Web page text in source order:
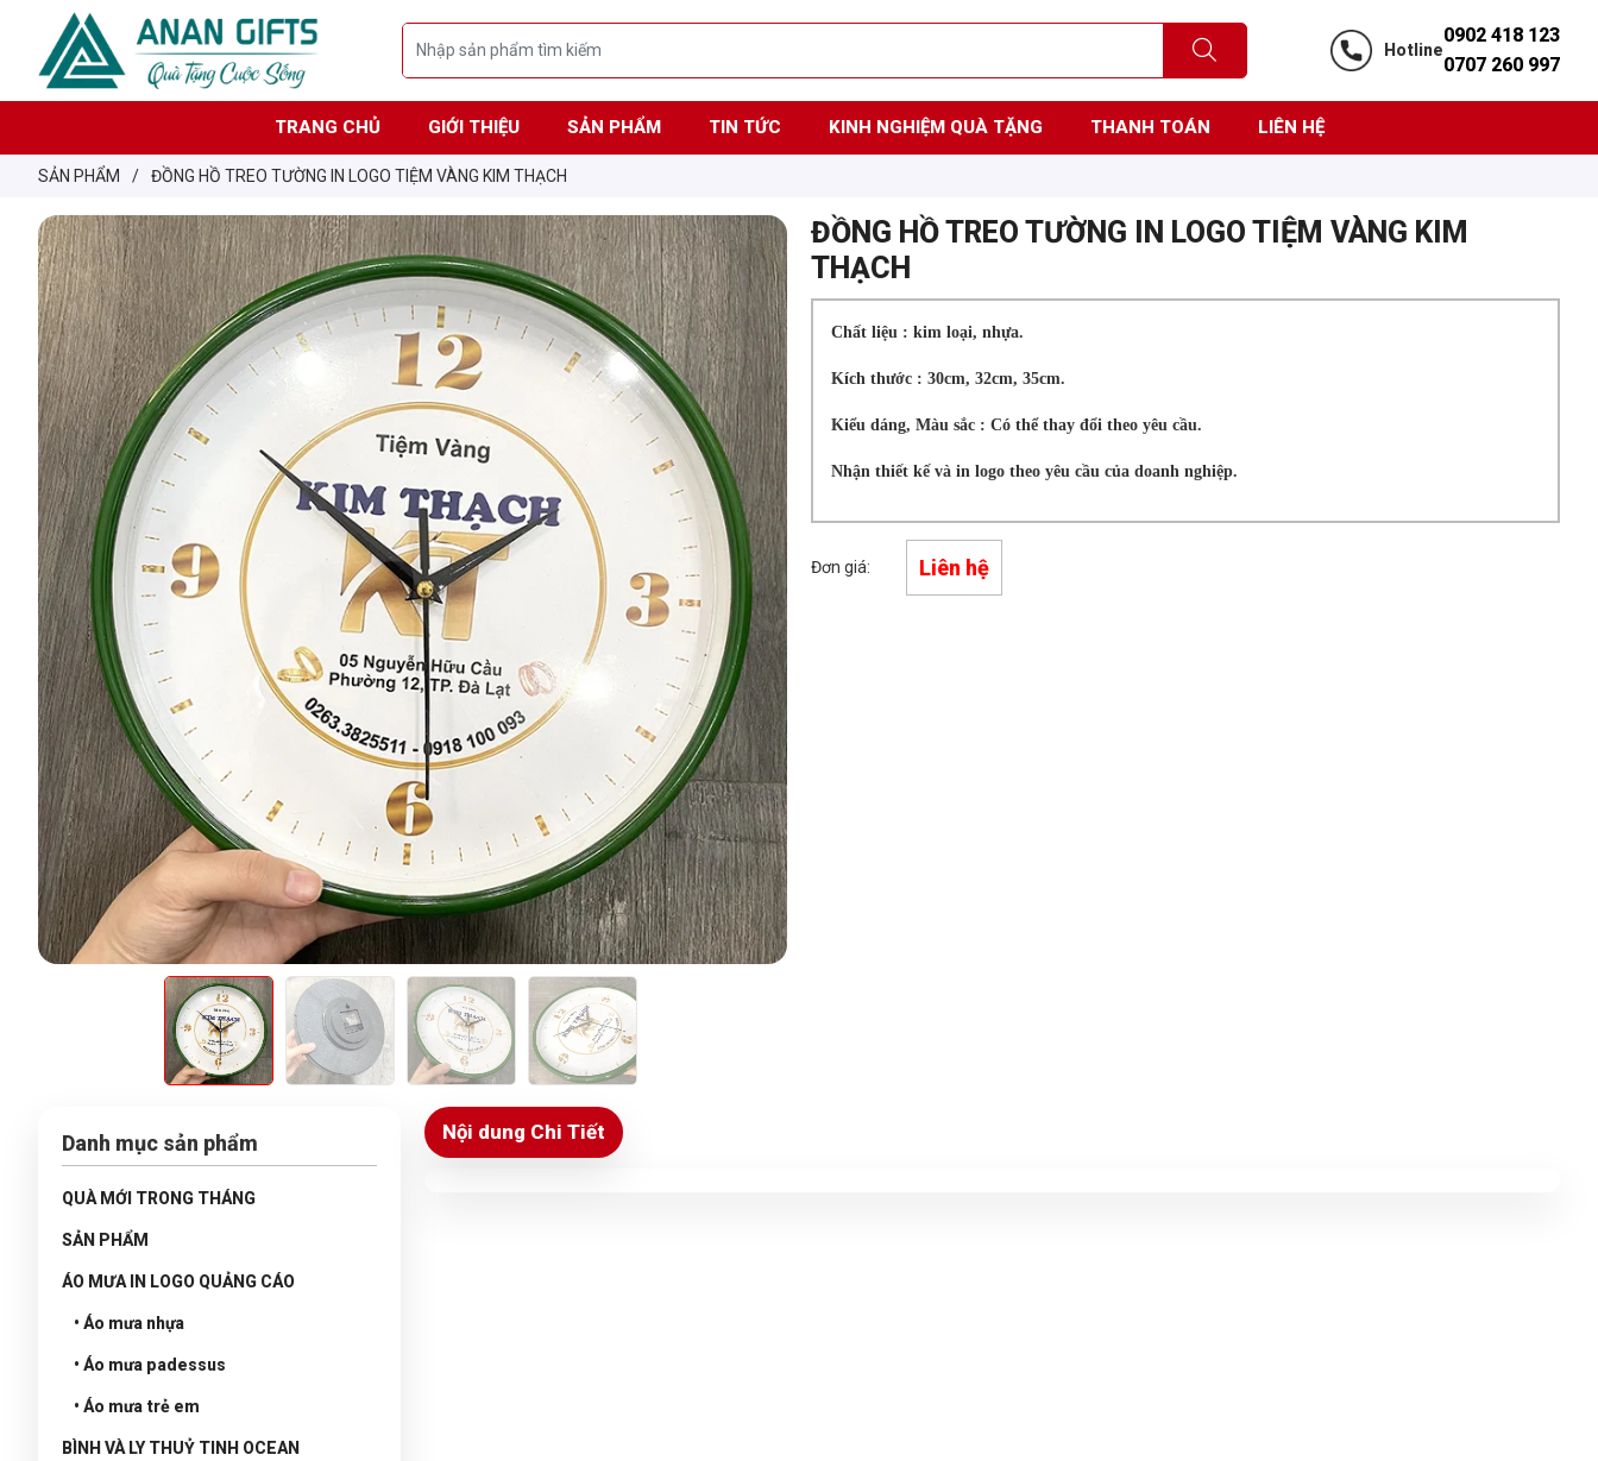
Hotline
0902 418 123
0707 260 997
TRANG CHỦ GIỚI THIỆU SẢN PHẨM TIN TỨC KINH NGHIỆM QUÀ TẶNG THANH TOÁN LIÊN HỆ
SẢN PHẨM / ĐỒNG HỒ TREO TƯỜNG IN LOGO TIỆM VÀNG KIM THẠCH
ĐỒNG HỒ TREO TƯỜNG IN LOGO TIỆM VÀNG KIM
THẠCH
Chất liệu : kim loại, nhựa.
Kích thước : 30cm, 32cm, 35cm.
Kiểu dáng, Màu sắc : Có thể thay đổi theo yêu cầu.
Nhận thiết kế và in logo theo yêu cầu của doanh nghiệp.
Đơn giá: Liên hệ
Danh mục sản phẩm
QUÀ MỚI TRONG THÁNG
SẢN PHẨM
ÁO MƯA IN LOGO QUẢNG CÁO
• Áo mưa nhựa
• Áo mưa padessus
• Áo mưa trẻ em
BÌNH VÀ LY THUỶ TINH OCEAN
Nội dung Chi Tiết